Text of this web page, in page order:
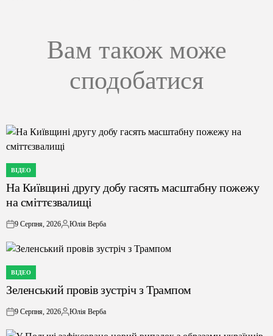
Вам також може
сподобатися
ОПУБЛІКУВАТИ
У
ВІДЕО
На Київщині другу добу гасять масштабну пожежу
на сміттєзвалищі
on
9 Серпня, 2026
Опубліковано
Юлія Верба
ОПУБЛІКУВАТИ
У
ВІДЕО
Зеленський провів зустріч з Трампом
on
9 Серпня, 2026
Опубліковано
Юлія Верба